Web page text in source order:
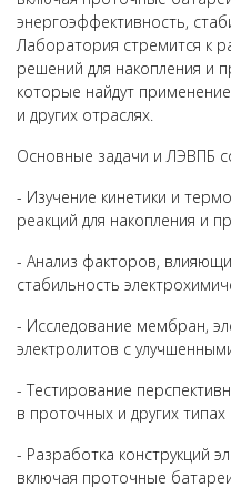
энергоэффективность,
Лаборатория стремится к
решений для накопления и
которые найдут
и других отраслях.
Основные задачи и ЛЭВПБ
- Изучение кинетики и
реакций для накопления и
- Анализ факторов,
стабильность
- Исследование мембран,
электролитов с
- Тестирование
в проточных и других
- Разработка конструкций
включая проточные